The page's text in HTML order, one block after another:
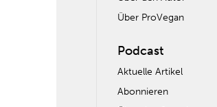
Über ProVegan
Podcast
Aktuelle Artikel
Abonnieren